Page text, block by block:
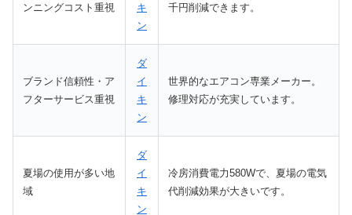
ンニングコスト重視
キ
ン
千円削減できます。
ブランド信頼性・ア
フターサービス重視
ダ
イ
キ
ン
世界的なエアコン専業メーカー。
修理対応が充実しています。
夏場の使用が多い地
域
ダ
イ
キ
ン
冷房消費電力580Wで、夏場の電気
代削減効果が大きいです。